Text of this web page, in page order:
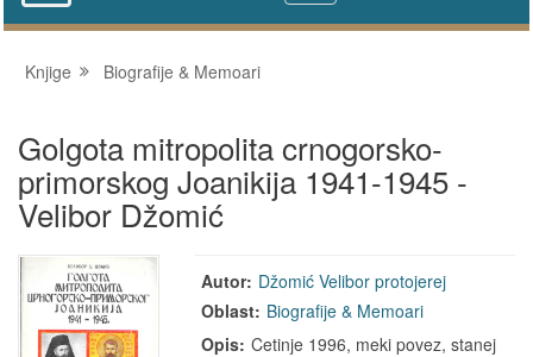
Knjige Biografije & Memoari
Golgota mitropolita crnogorsko-
primorskog Joanikija 1941-1945 -
Velibor Džomić
Autor: Džomić Velibor protojerej
Oblast: Biografije & Memoari
Opis: Cetinje 1996, meki povez, stanej